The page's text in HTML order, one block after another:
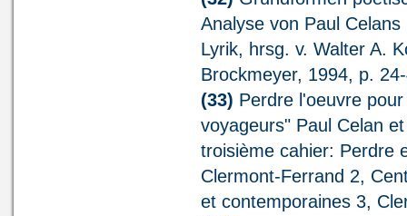
Analyse von Paul
Lyrik, hrsg. v. Walter A.
Brockmeyer, 1994, p.
(33) Perdre l'oeuvre
voyageurs" Paul Celan
troisième cahier: Perdre
Clermont-Ferrand 2,
et contemporaines 3,